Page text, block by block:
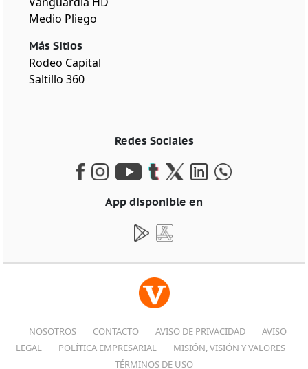
Medio Pliego
Más Sitios
Rodeo Capital
Saltillo 360
Redes Sociales
App disponible en
NOSOTROS CONTACTO AVISO DE PRIVACIDAD
AVISO
LEGAL
POLÍTICA EMPRESARIAL
MISIÓN, VISIÓN Y VALORES
TÉRMINOS DE USO